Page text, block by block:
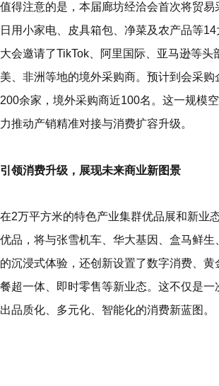
值得注意的是，本届廊坊经洽会首次将贸
日用小家电、皮具箱包、净菜及农产品等
大会邀请了TikTok、阿里国际、亚马逊等
美、非洲等地的境外采购商。预计到会采
200余家，境外采购商近100名 。这一规模
力推动产销精准对接与消费扩容升级。
引领消费升级，展现未来商业新图景
在2万平方米的特色产业集群优品展和新业
优品， 将与张雪机车、华大基因、盒马鲜
的沉浸式体验，还创新设置了数字消费、
餐超一体、即时零售等新业态。这不仅是
出品质化、多元化、智能化的消费新蓝图。